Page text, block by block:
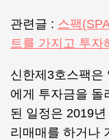
관련글 : 스팩
트를 가지고 투자
신한제3호스팩은
에게 투자금을 돌
된 일정은 2019
리매매를 하거나